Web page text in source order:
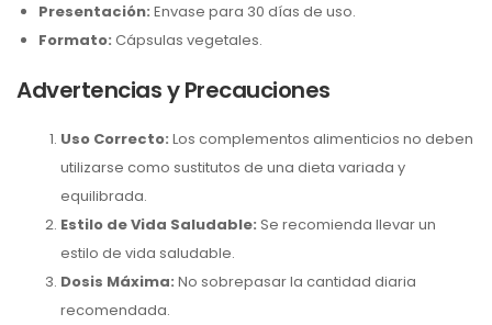
Presentación: Envase para 30 días de uso.
Formato: Cápsulas vegetales.
Advertencias y Precauciones
Uso Correcto: Los complementos alimenticios no deben
utilizarse como sustitutos de una dieta variada y
equilibrada.
Estilo de Vida Saludable: Se recomienda llevar un
estilo de vida saludable.
Dosis Máxima: No sobrepasar la cantidad diaria
recomendada.